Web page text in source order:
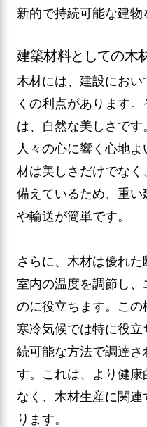
新的で持続可能な建物
建築材料としての木
木材には、建設にお
くの利点があります
は、自然な美しさで
人々の心に響く心地
材は美しさだけでな
備えているため、重
や輸送が簡単です。
さらに、木材は優れた
室内の温度を調節し
のに役立ちます。こ
寒冷気候では特に役
続可能な方法で調達
す。これは、より健
なく、木材生産に関
ります。